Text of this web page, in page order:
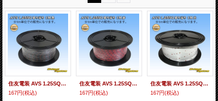
住友電装 AVS 1.25SQ 切り売り 1M 黒
167円(税込)
住友電装 AVS 1.25SQ 切り売り 1M 赤
167円(税込)
住友電装 AVS 1.25SQ 切り売り 1M 白
167円(税込)